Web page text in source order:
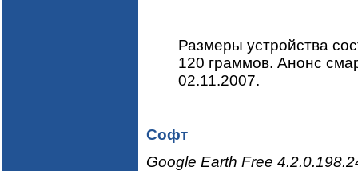
Размеры устройства
120 граммов. Анонс
02.11.2007.
Софт
Google Earth Free